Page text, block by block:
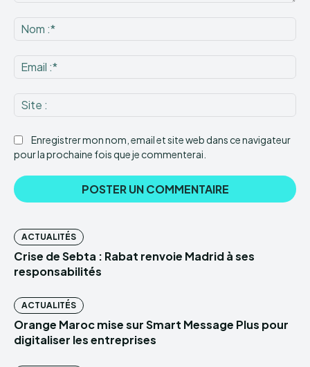
:*
:*
:
Enregistrer mon nom, email et site web dans ce navigateur
pour la prochaine fois que je commenterai.
ACTUALITÉS
Crise de Sebta : Rabat renvoie Madrid à ses
responsabilités
ACTUALITÉS
Orange Maroc mise sur Smart Message Plus pour
digitaliser les entreprises